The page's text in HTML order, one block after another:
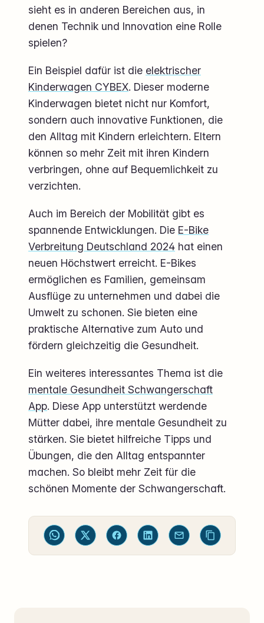
sieht es in anderen Bereichen aus, in
denen Technik und Innovation eine Rolle
spielen?
Ein Beispiel dafür ist die elektrischer
Kinderwagen CYBEX. Dieser moderne
Kinderwagen bietet nicht nur Komfort,
sondern auch innovative Funktionen, die
den Alltag mit Kindern erleichtern. Eltern
können so mehr Zeit mit ihren Kindern
verbringen, ohne auf Bequemlichkeit zu
verzichten.
Auch im Bereich der Mobilität gibt es
spannende Entwicklungen. Die E-Bike
Verbreitung Deutschland 2024 hat einen
neuen Höchstwert erreicht. E-Bikes
ermöglichen es Familien, gemeinsam
Ausflüge zu unternehmen und dabei die
Umwelt zu schonen. Sie bieten eine
praktische Alternative zum Auto und
fördern gleichzeitig die Gesundheit.
Ein weiteres interessantes Thema ist die
mentale Gesundheit Schwangerschaft
App. Diese App unterstützt werdende
Mütter dabei, ihre mentale Gesundheit zu
stärken. Sie bietet hilfreiche Tipps und
Übungen, die den Alltag entspannter
machen. So bleibt mehr Zeit für die
schönen Momente der Schwangerschaft.